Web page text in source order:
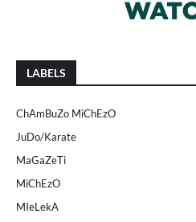
LABELS
ChAmBuZo MiChEzO
JuDo/Karate
MaGaZeTi
MiChEzO
MIeLekA